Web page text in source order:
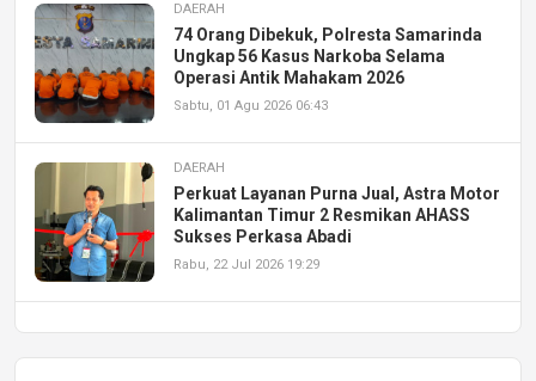
DAERAH
74 Orang Dibekuk, Polresta Samarinda
Ungkap 56 Kasus Narkoba Selama
Operasi Antik Mahakam 2026
Sabtu, 01 Agu 2026 06:43
DAERAH
Perkuat Layanan Purna Jual, Astra Motor
Kalimantan Timur 2 Resmikan AHASS
Sukses Perkasa Abadi
Rabu, 22 Jul 2026 19:29